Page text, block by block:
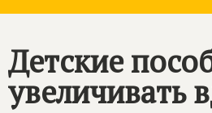
Детские
увеличивать